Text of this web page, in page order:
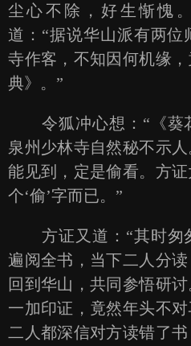
尘心不除，好生惭愧
道：“据说华山派有两位
寺作客，不知因何机缘
典》。”
令狐冲心想：“《葵
泉州少林寺自然秘不示
能见到，定是偷看。方
个‘偷’字而已。”
方证又道：“其时匆
遍阅全书，当下二人分
回到华山，共同参悟研
一加印证，竟然年头不对
二人都深信对方读错了